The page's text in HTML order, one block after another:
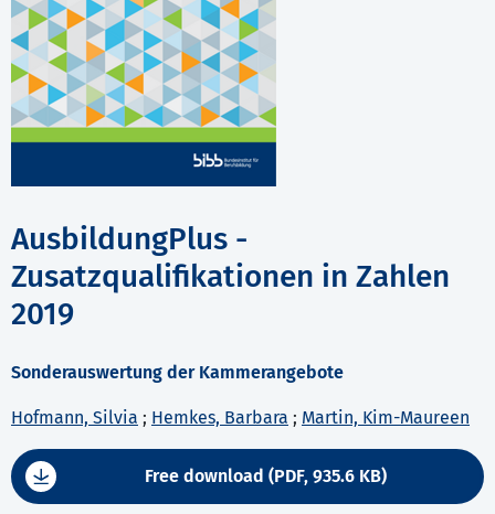
AusbildungPlus -
Zusatzqualifikationen in Zahlen
2019
Sonderauswertung der Kammerangebote
Hofmann, Silvia ; Hemkes, Barbara ; Martin, Kim-Maureen
Free download (PDF, 935.6 KB)